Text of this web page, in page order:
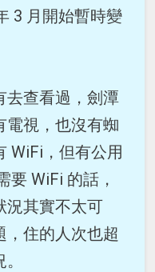
3 月開始暫時變
去查看過，劍潭
電視，也沒有蜘
WiFi，但有公用
要 WiFi 的話，
況其實不太可
，住的人次也超